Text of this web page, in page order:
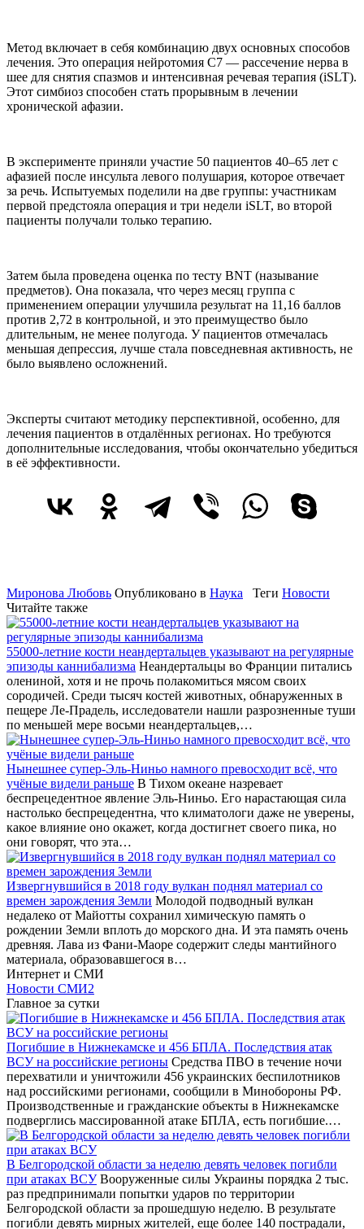
Метод включает в себя комбинацию двух основных способов
лечения. Это операция нейротомия С7 — рассечение нерва в
шее для снятия спазмов и интенсивная речевая терапия (iSLT).
Этот симбиоз способен стать прорывным в лечении
хронической афазии.
В эксперименте приняли участие 50 пациентов 40–65 лет с
афазией после инсульта левого полушария, которое отвечает
за речь. Испытуемых поделили на две группы: участникам
первой предстояла операция и три недели iSLT, во второй
пациенты получали только терапию.
Затем была проведена оценка по тесту BNT (называние
предметов). Она показала, что через месяц группа с
применением операции улучшила результат на 11,16 баллов
против 2,72 в контрольной, и это преимущество было
длительным, не менее полугода. У пациентов отмечалась
меньшая депрессия, лучше стала повседневная активность, не
было выявлено осложнений.
Эксперты считают методику перспективной, особенно, для
лечения пациентов в отдалённых регионах. Но требуются
дополнительные исследования, чтобы окончательно убедиться
в её эффективности.
Миронова Любовь Опубликовано в Наука Теги Новости
Читайте также
55000-летние кости неандертальцев указывают на регулярные
эпизоды каннибализма Неандертальцы во Франции питались
олениной, хотя и не прочь полакомиться мясом своих
сородичей. Среди тысяч костей животных, обнаруженных в
пещере Ле-Прадель, исследователи нашли разрозненные туши
по меньшей мере восьми неандертальцев,…
Нынешнее супер-Эль-Ниньо намного превосходит всё, что
учёные видели раньше В Тихом океане назревает
беспрецедентное явление Эль-Ниньо. Его нарастающая сила
настолько беспрецедентна, что климатологи даже не уверены,
какое влияние оно окажет, когда достигнет своего пика, но
они говорят, что эта…
Извергнувшийся в 2018 году вулкан поднял материал со
времен зарождения Земли Молодой подводный вулкан
недалеко от Майотты сохранил химическую память о
рождении Земли вплоть до морского дна. И эта память очень
древняя. Лава из Фани-Маоре содержит следы мантийного
материала, образовавшегося в…
Интернет и СМИ
Новости СМИ2
Главное за сутки
Погибшие в Нижнекамске и 456 БПЛА. Последствия атак
ВСУ на российские регионы Средства ПВО в течение ночи
перехватили и уничтожили 456 украинских беспилотников
над российскими регионами, сообщили в Минобороны РФ.
Производственные и гражданские объекты в Нижнекамске
подверглись массированной атаке БПЛА, есть погибшие.…
В Белгородской области за неделю девять человек погибли
при атаках ВСУВооруженные силы Украины порядка 2 тыс.
раз предпринимали попытки ударов по территории
Белгородской области за прошедшую неделю. В результате
погибли девять мирных жителей, еще более 140 пострадали,